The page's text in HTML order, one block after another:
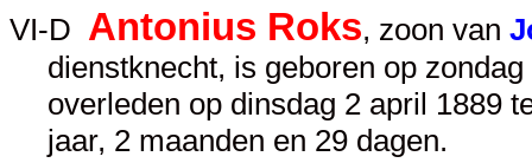
VI-D Antonius Roks, zoon van
dienstknecht, is geboren op
overleden op dinsdag 2 april 1889
jaar, 2 maanden en 29 dagen.